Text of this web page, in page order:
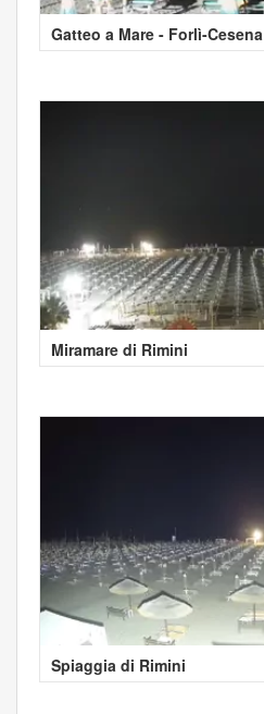
Gatteo a Mare - Forlì-Cesena
Miramare di Rimini
Spiaggia di Rimini